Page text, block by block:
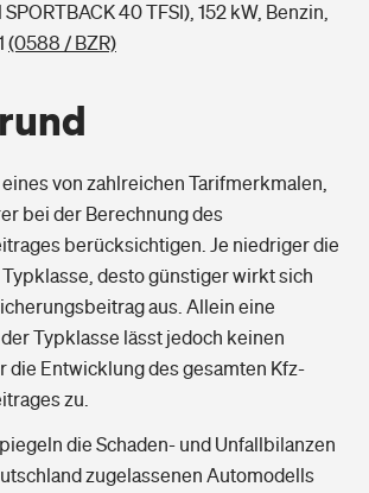
SPORTBACK 40 TFSI), 152 kW, Benzin,
(0588 / BZR)
von zahlreichen Tarifmerkmalen,
bei der Berechnung des
berücksichtigen. Je niedriger die
desto günstiger wirkt sich
aus. Allein eine
Typklasse lässt jedoch keinen
die Entwicklung des gesamten Kfz-
zu.
die Schaden- und Unfallbilanzen
zugelassenen Automodells